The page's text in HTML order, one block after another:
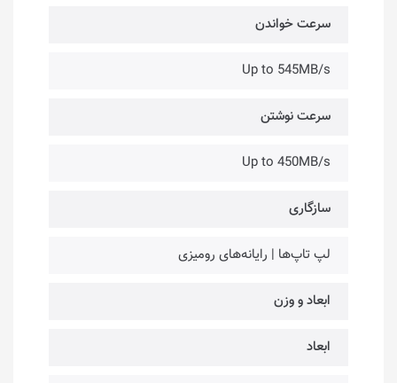
سرعت خواندن
Up to 545MB/s
سرعت نوشتن
Up to 450MB/s
سازگاری
لپ تاپ‌ها | رایانه‌های رومیزی
ابعاد و وزن
ابعاد